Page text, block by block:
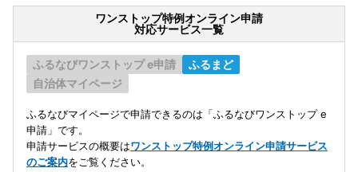
ワンストップ特例オンライン申請
対応サービス一覧
ふるなびワンストップ e申請
ふるまど
自治体マイページ
ふるなびマイページで申請できるのは「ふるなびワンストップ e
申請」です。
申請サービスの概要はワンストップ特例オンライン申請サービス
のご案内をご覧ください。